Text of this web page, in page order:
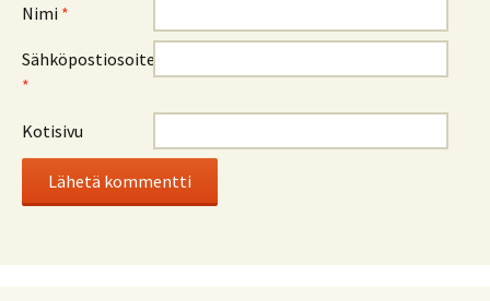
Nimi *
Sähköpostiosoite
*
Kotisivu